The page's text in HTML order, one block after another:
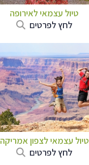
טיול עצמאי לאירופה
לחץ לפרטים
טיול עצמאי לצפון אמריקה
לחץ לפרטים